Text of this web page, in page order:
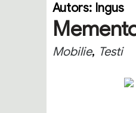
Autors: Ingus
Mobilie, Testi